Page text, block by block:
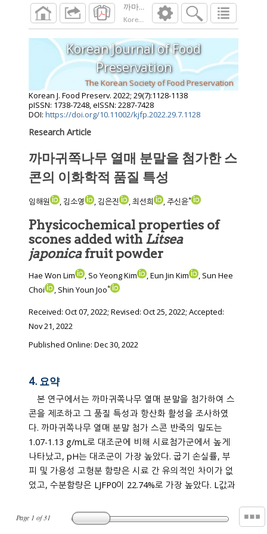
까마귀쪽나무 열매 분말을 첨가한 스콘의
Korean J. Food Preserv.
2022 ;29( ):
Page 1 of31
Korean Journal of Food
Preservation
The Korean Society of Food Preservation
Korean J. Food Preserv. 2022; 29(7):1128-1138
pISSN: 1738-7248, eISSN: 2287-7428
DOI: https://doi.org/10.11002/kjfp.2022.29.7.1128
Research Article
까마귀쪽나무 열매 분말을 첨가한 스
콘의 이화학적 품질 특성
임해원 , 김소영 , 김은진 , 최선희 , 주신윤*
Physicochemical properties of
scones added with Litsea
japonicafruit powder
Hae Won Lim , So Yeong Kim , Eun Jin Kim
, Sun Hee
Choi
, Shin Youn Joo*
Received: Oct 07, 2022; Revised: Oct 25, 2022; Accepted:
Nov 21, 2022
Published Online: Dec 30, 2022
4. 요약
본 연구에서는 까마귀쪽나무 열매 분말을 첨가하여 스
콘을 제조하고 그 품질 특성과 항산화 활성을 조사하였
다. 까마귀쪽나무 열매 분말 첨가 스콘 반죽의 밀도는
1.07-1.13 g/mL로 대조군에 비해 시료첨가군에서 높게
나타났고, pH는 대조군이 가장 높았다. 굽기 손실률, 부
피 및 가용성 고형분 함량은 시료 간 유의적인 차이가 없
었고, 수분함량은 LJFP0이 22.74%로 가장 높았다. L값과